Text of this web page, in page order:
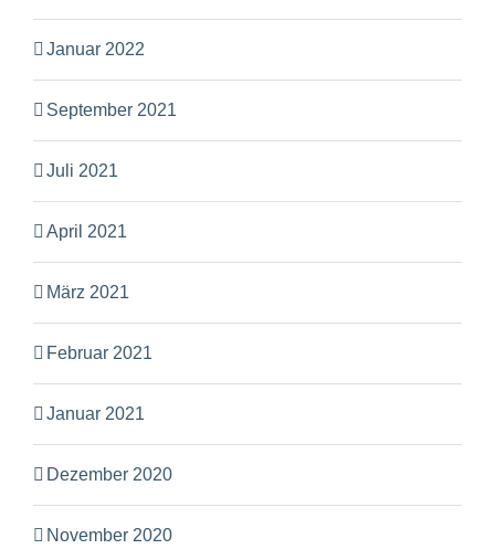
Januar 2022
September 2021
Juli 2021
April 2021
März 2021
Februar 2021
Januar 2021
Dezember 2020
November 2020